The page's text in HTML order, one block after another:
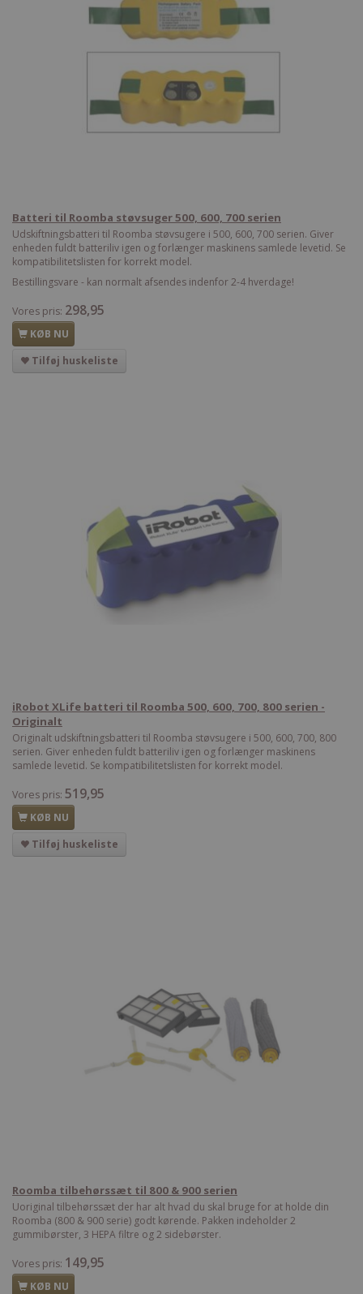
Batteri til Roomba støvsuger 500, 600, 700 serien
Udskiftningsbatteri til Roomba støvsugere i 500, 600, 700 serien. Giver
enheden fuldt batteriliv igen og forlænger maskinens samlede levetid. Se
kompatibilitetslisten for korrekt model.
Bestillingsvare - kan normalt afsendes indenfor 2-4 hverdage!
Vores pris: 298,95
KØB NU
Tilføj huskeliste
iRobot XLife batteri til Roomba 500, 600, 700, 800 serien -
Originalt
Originalt udskiftningsbatteri til Roomba støvsugere i 500, 600, 700, 800
serien. Giver enheden fuldt batteriliv igen og forlænger maskinens
samlede levetid. Se kompatibilitetslisten for korrekt model.
Vores pris: 519,95
KØB NU
Tilføj huskeliste
Roomba tilbehørssæt til 800 & 900 serien
Uoriginal tilbehørssæt der har alt hvad du skal bruge for at holde din
Roomba (800 & 900 serie) godt kørende. Pakken indeholder 2
gummibørster, 3 HEPA filtre og 2 sidebørster.
Vores pris: 149,95
KØB NU